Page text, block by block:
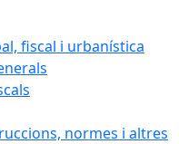
fiscal i urbanística
normes i altres